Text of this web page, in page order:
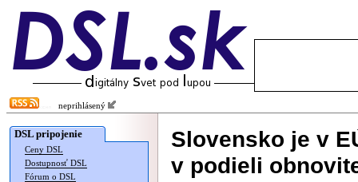
neprihlásený
DSL pripojenie
Ceny DSL
Dostupnosť DSL
Fórum o DSL
Slovensko je v
v podieli